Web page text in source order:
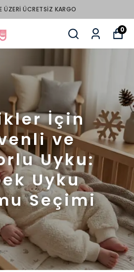
FİYATINA 3 TAKSİT
0
İçin
ve
Uyku:
Uyku
Seçimi